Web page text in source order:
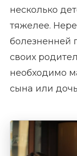
несколько
тяжелее.
болезненней
своих
необходимо
сына или